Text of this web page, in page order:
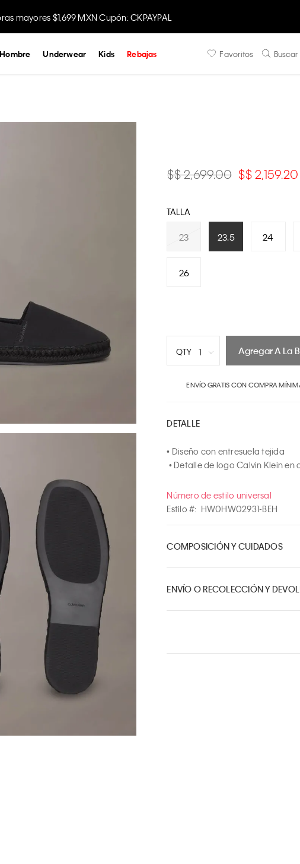
mayores $1,699 MXN Cupón: CKPAYPAL
gratis comprando en la app.
Favoritos Buscar
Hombre Underwear Kids Rebajas
$ 2,699.00 $ 2,159.20
TALLA
23 23.5 24
26
QTY 1
6
7
9
10
Agregar A La
ENVÍO GRATIS CON COMPRA
DETALLE
• Diseño con entresuela tejida
• Detalle de logo Calvin Klein en
Número de estilo universal
Estilo #: HW0HW02931-BEH
COMPOSICIÓN Y CUIDADOS
ENVÍO O RECOLECCIÓN Y